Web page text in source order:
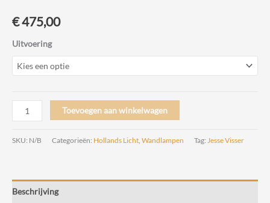
€475,00
Uitvoering
King
Arthur
Wandlamp
Visser
voor
Toevoegen aan winkelwagen
SKU: N/B Categorieën: Hollands Licht Wandlampen Tag: Jesse Visser
Beschrijving